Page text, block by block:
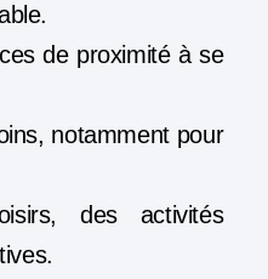
de proximité à se
notamment pour
des activités